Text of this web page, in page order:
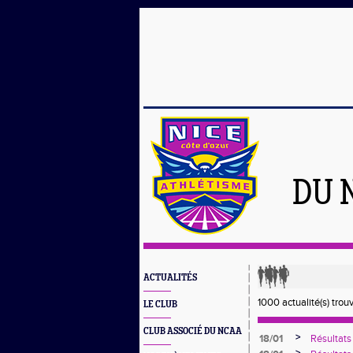
DU
ACTUALITÉS
LE CLUB
CLUB ASSOCIÉ DU NCAA
1000 actualité(s)
18/01 >